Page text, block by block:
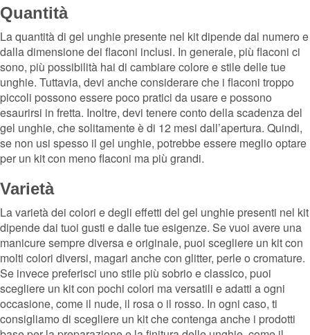
Quantità
La quantità di gel unghie presente nel kit dipende dal numero e
dalla dimensione dei flaconi inclusi. In generale, più flaconi ci
sono, più possibilità hai di cambiare colore e stile delle tue
unghie. Tuttavia, devi anche considerare che i flaconi troppo
piccoli possono essere poco pratici da usare e possono
esaurirsi in fretta. Inoltre, devi tenere conto della scadenza del
gel unghie, che solitamente è di 12 mesi dall’apertura. Quindi,
se non usi spesso il gel unghie, potrebbe essere meglio optare
per un kit con meno flaconi ma più grandi.
Varietà
La varietà dei colori e degli effetti del gel unghie presenti nel kit
dipende dai tuoi gusti e dalle tue esigenze. Se vuoi avere una
manicure sempre diversa e originale, puoi scegliere un kit con
molti colori diversi, magari anche con glitter, perle o cromature.
Se invece preferisci uno stile più sobrio e classico, puoi
scegliere un kit con pochi colori ma versatili e adatti a ogni
occasione, come il nude, il rosa o il rosso. In ogni caso, ti
consigliamo di scegliere un kit che contenga anche i prodotti